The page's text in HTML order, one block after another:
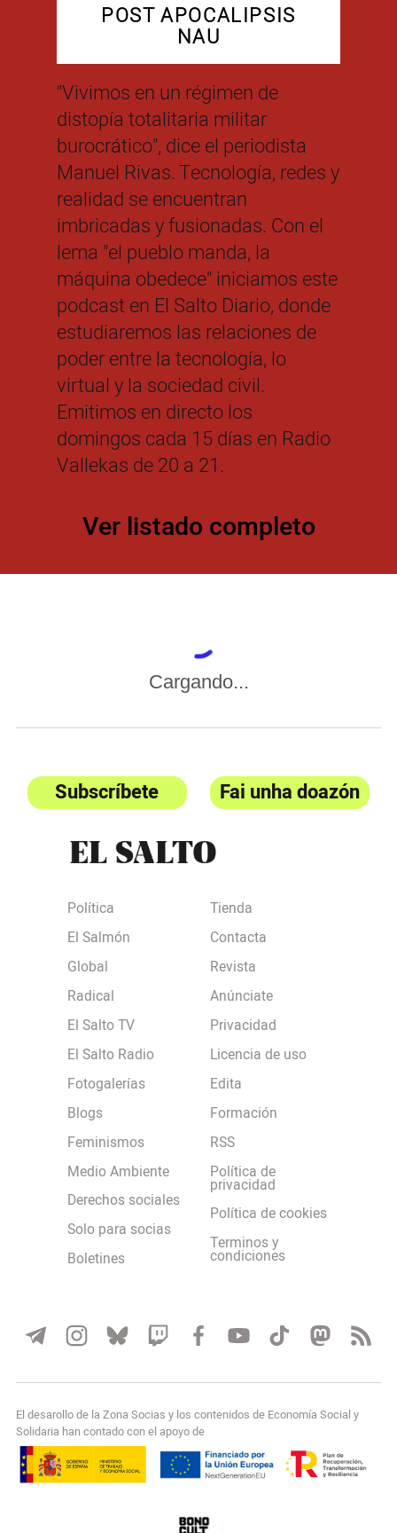
POST APOCALIPSIS
NAU
"Vivimos en un régimen de
distopía totalitaria militar
burocrático", dice el periodista
Manuel Rivas. Tecnología, redes y
realidad se encuentran
imbricadas y fusionadas. Con el
lema "el pueblo manda, la
máquina obedece" iniciamos este
podcast en El Salto Diario, donde
estudiaremos las relaciones de
poder entre la tecnología, lo
virtual y la sociedad civil.
Emitimos en directo los
domingos cada 15 días en Radio
Vallekas de 20 a 21.
Ver listado completo
Cargando...
Subscríbete Fai unha doazón
Política
El Salmón
Global
Radical
El Salto TV
El Salto Radio
Fotogalerías
Blogs
Feminismos
Medio Ambiente
Derechos sociales
Solo para socias
Boletines
Tienda
Contacta
Revista
Anúnciate
Privacidad
Licencia de uso
Edita
Formación
RSS
Política de
privacidad
Política de cookies
Terminos y
condiciones
El desarollo de la Zona Socias y los contenidos de Economía Social y
Solidaria han contado con el apoyo de